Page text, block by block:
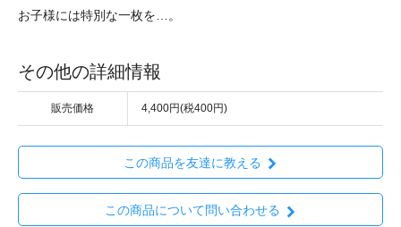
お子様には特別な一枚を…。
その他の詳細情報
販売価格 4,400円(税400円)
この商品を友達に教える
この商品について問い合わせる